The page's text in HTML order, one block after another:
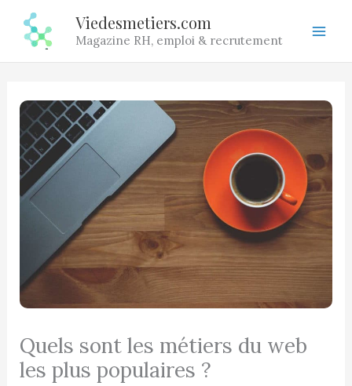
contenu
Viedesmetiers.com
Magazine RH, emploi & recrutement
Quels sont les métiers du web
les plus populaires ?